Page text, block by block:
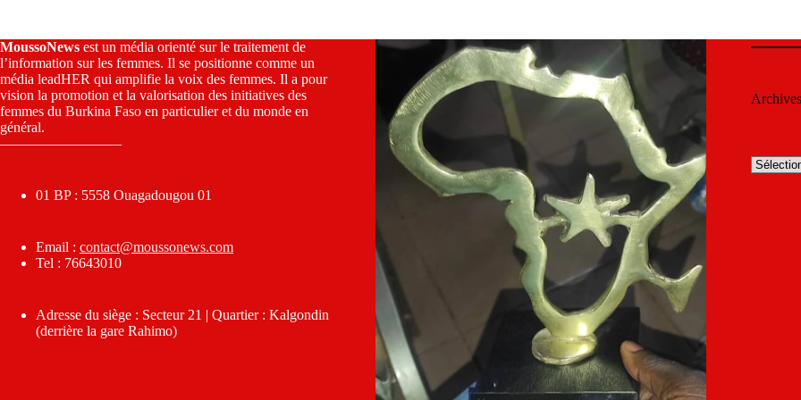
MoussoNews est un média orienté sur le traitement de
l’information sur les femmes. Il se positionne comme un
média leadHER qui amplifie la voix des femmes. Il a pour
vision la promotion et la valorisation des initiatives des
femmes du Burkina Faso en particulier et du monde en
général.
————————–
01 BP : 5558 Ouagadougou 01
Email : contact@moussonews.com
Tel : 76643010
Adresse du siège : Secteur 21 | Quartier : Kalgondin
(derrière la gare Rahimo)
Archives
Archives